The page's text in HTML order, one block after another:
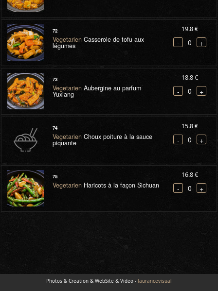
72
VegetarienCasserole de tofu aux
légumes
19.8 €
- 0 +
73
VegetarienAubergine au parfum
Yuxiang
18.8 €
- 0 +
74
VegetarienChoux poiture à la sauce
piquante
15.8 €
- 0 +
75
VegetarienHaricots à la façon Sichuan
16.8 €
- 0 +
Photos & Creation & WebSite & Video - laurancevisual